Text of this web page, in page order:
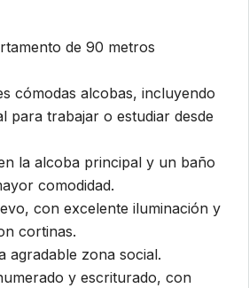
de 90 metros
cómodas alcobas, incluyendo
para trabajar o estudiar desde
la alcoba principal y un baño
comodidad.
con excelente iluminación y
cortinas.
agradable zona social.
y escriturado, con